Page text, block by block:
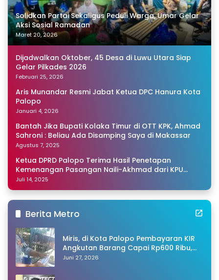
Solidkan Partai Sekaligus Peduli Warga, Umar Gelar
Aksi Sosial Ramadan
Maret 20, 2026
Dijadwalkan Oktober, 45 Desa di Luwu Utara Siap
Gelar Pilkades 2026
Februari 25, 2026
Aris Munandar Resmi Jabat Ketua DPC Hanura Kota
Palopo
Januari 4, 2026
Bantah Jika Bupati Kolaka Timur di OTT KPK, Ahmad
Sahroni : Beliau Ada Disamping Saya di Makassar
Agustus 7, 2025
Ketua DPRD Palopo Terima Hasil Penetapan
Kemenangan Pasangan Naili-Akhmad dari KPU
Sulsel
Juli 14, 2025
Berita Metro
Miris, di Kota Palopo Pembayaran KIR
Angkutan Barang Capai Rp600 Ribu,
Warganet Pertanyakan Dugaan Pungli
Juni 27, 2026